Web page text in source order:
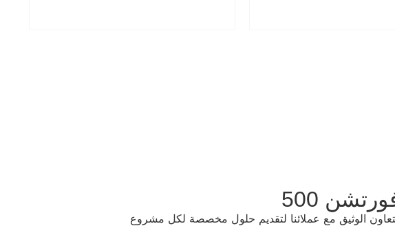
500
الوثيق مع عملائنا لتقديم حلول مخصصة لكل مشروع